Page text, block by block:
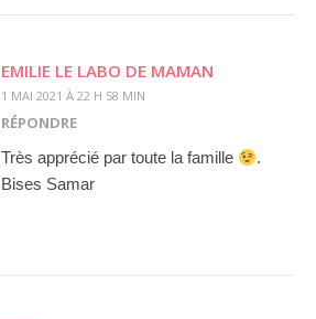
EMILIE LE LABO DE MAMAN
1 MAI 2021 À 22 H 58 MIN
RÉPONDRE
Très apprécié par toute la famille
.
Bises Samar